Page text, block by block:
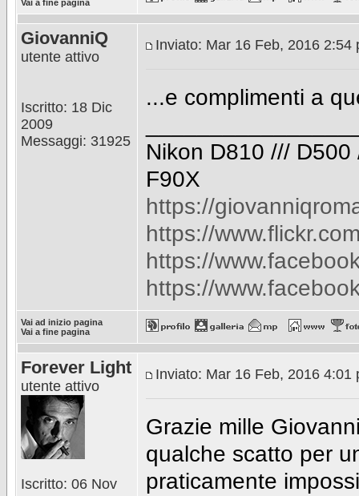
Vai a fine pagina
GiovanniQ
utente attivo
Iscritto: 18 Dic
2009
Messaggi: 31925
Inviato: Mar 16 Feb, 2016 2:54
...e complimenti a
Nikon D810 ///
F90X
https://
https://
https://
https://
Vai ad inizio pagina
Vai a fine pagina
Forever Light
utente attivo
Iscritto: 06 Nov
Inviato: Mar 16 Feb, 2016 4:01
Grazie mille
qualche scatto per
praticamente